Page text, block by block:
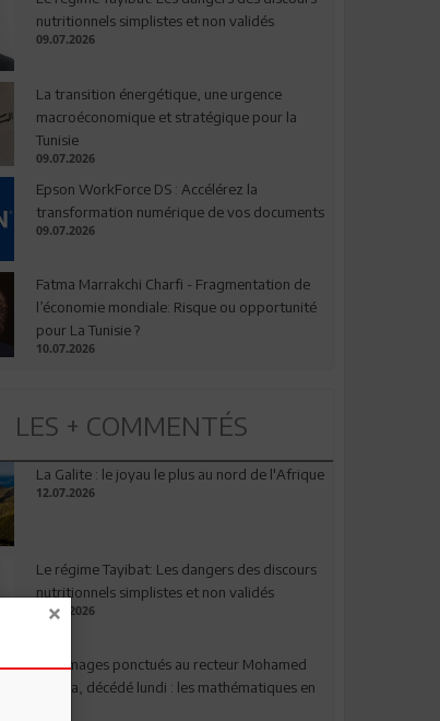
nutritionnels simplistes et non validés
09.07.2026
La transition énergétique, une urgence
macroéconomique et stratégique pour la
Tunisie
09.07.2026
Epson WorkForce DS : Accélérez la
transformation numérique de vos documents
09.07.2026
Fatma Marrakchi Charfi - Fragmentation de
l’économie mondiale: Risque ou opportunité
pour La Tunisie ?
10.07.2026
LES + COMMENTÉS
La Galite : le joyau le plus au nord de l'Afrique
12.07.2026
Le régime Tayibat: Les dangers des discours
nutritionnels simplistes et non validés
09.07.2026
Hommages ponctués au recteur Mohamed
Amara, décédé lundi : les mathématiques en